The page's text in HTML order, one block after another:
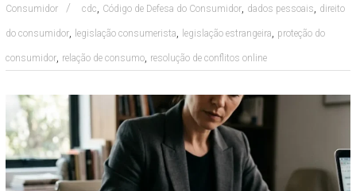
Consumidor cdc, Código de Defesa do Consumidor, dados pessoais, direito
do consumidor, legislação consumerista, legislação estrangeira, proteção do
consumidor, relação de consumo, resolução de conflitos online